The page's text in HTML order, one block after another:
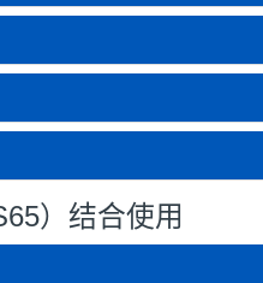
）结合使用